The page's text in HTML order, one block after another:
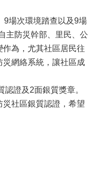
9場次環境踏查以及9場
主防災幹部、里民、公
為，尤其社區居民往
網絡系統，讓社區成
證及2面銀質獎章。
社區銀質認證，希望